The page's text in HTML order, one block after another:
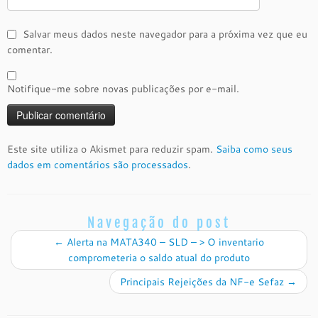
Salvar meus dados neste navegador para a próxima vez que eu
comentar.
Notifique-me sobre novas publicações por e-mail.
Este site utiliza o Akismet para reduzir spam. Saiba como seus
dados em comentários são processados.
Navegação do post
← Alerta na MATA340 – SLD – > O inventario
comprometeria o saldo atual do produto
Principais Rejeições da NF-e Sefaz →